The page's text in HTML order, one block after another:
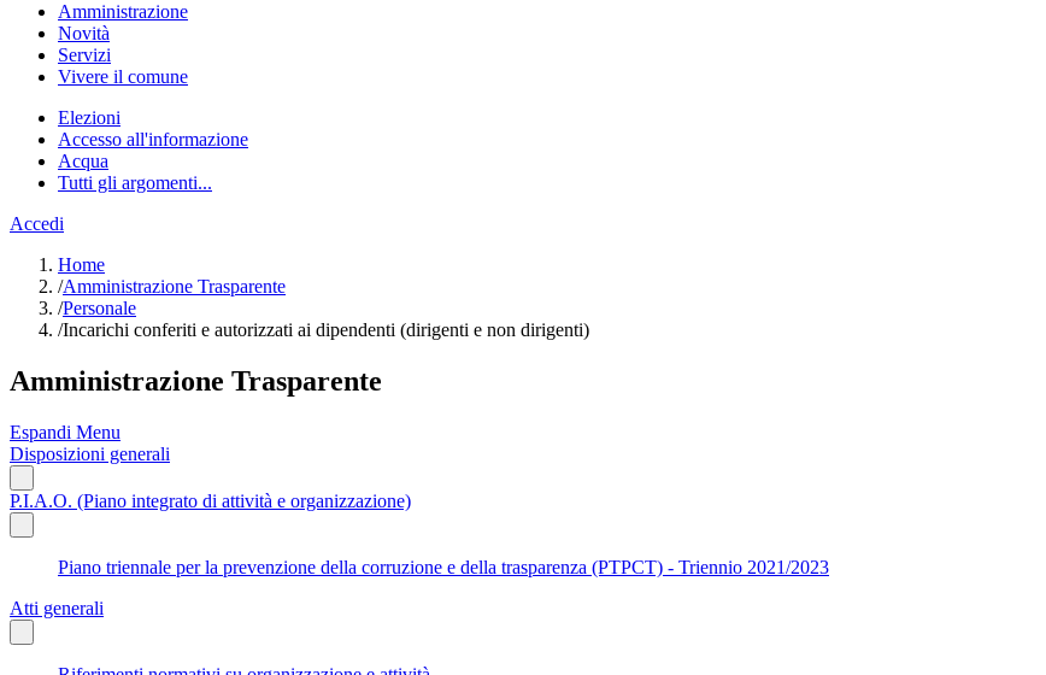
Amministrazione
Novità
Servizi
Vivere il comune
Elezioni
Accesso all'informazione
Acqua
Tutti gli argomenti...
Accedi
Home
/Amministrazione Trasparente
/Personale
/Incarichi conferiti e autorizzati ai dipendenti (dirigenti e non dirigenti)
Amministrazione Trasparente
Espandi Menu
Disposizioni generali
P.I.A.O. (Piano integrato di attività e organizzazione)
Piano triennale per la prevenzione della corruzione e della trasparenza (PTPCT) - Triennio 2021/2023
Atti generali